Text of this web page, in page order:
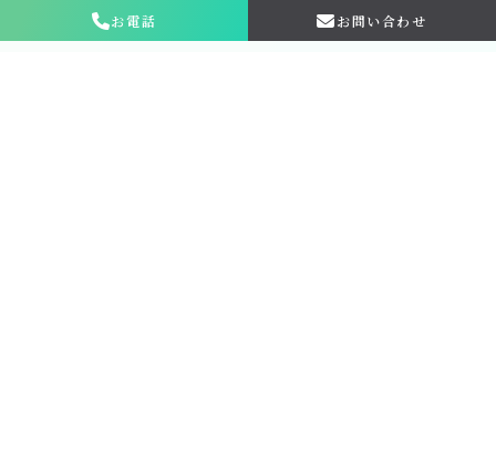
お問い合わせ・ 相談はこちら
お電話 お問い合わせ